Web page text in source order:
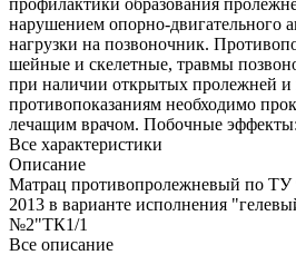
нарушением опорно-двигательного
нагрузки на позвоночник.
шейные и скелетные, травмы
при наличии открытых пролежней и
противопоказаниям необходимо
лечащим врачом. Побочные
Все характеристики
Описание
Матрац противопролежневый по ТУ
2013 в варианте исполнения
№2"ТК1/1
Все описание